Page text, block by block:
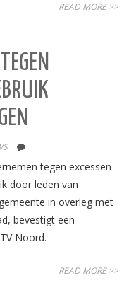
READ MORE >>
tegen excessen
door leden van
in overleg met
bevestigt een
Noord.
READ MORE >>